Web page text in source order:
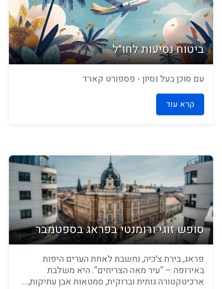
ביטוח נסיעות לחו״ל
עם סוכן בעל נסיון - פספורט קארד
קרא עוד
סופש זוגי ורומנטי בפראג בספטמבר
פראג, בירת צ׳כיה, נחשבת לאחת הערים היפות
באירופה – “עיר מאה הצריחים”. היא משלבת
ארכיטקטורה גותית וברוקית, סמטאות אבן עתיקות,...